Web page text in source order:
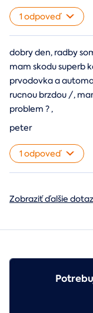
1 odpoveď
dobry den, radby
mam skodu superb
prvodovka a
rucnou brzdou /,
problem ? ,
peter
1 odpoveď
Zobraziť ďalšie